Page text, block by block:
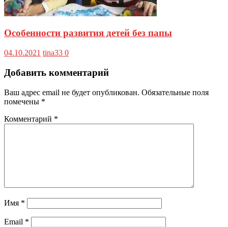
Особенности развития детей без папы
04.10.2021 tina33 0
Добавить комментарий
Ваш адрес email не будет опубликован. Обязательные поля
помечены *
Комментарий *
Имя *
Email *